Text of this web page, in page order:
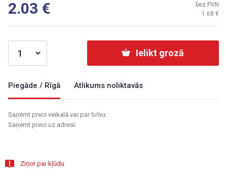
2.03 1.68
bez PVN
Ielikt grozā
Piegāde / Rīgā Atlikums noliktavās
Saņemt preci veikalā var par brīvu:
Saņemt preci uz adresi:
Ziņot par kļūdu